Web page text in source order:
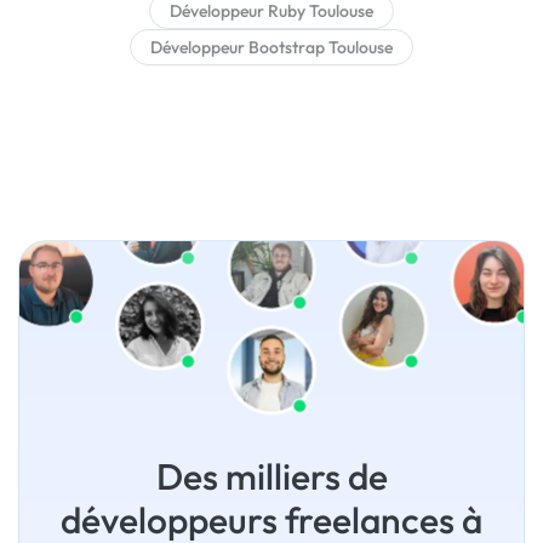
Développeur Ruby Toulouse
Développeur Bootstrap Toulouse
Des milliers de
développeurs freelances à